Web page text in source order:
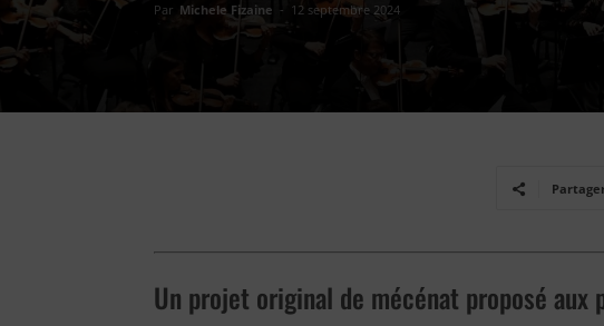
Par Michele Fizaine - 12 septembre 2024
Un projet original de mécénat proposé